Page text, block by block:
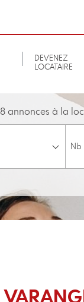
DEVENEZ
LOCATAIRE
8 annonces à la
Budget